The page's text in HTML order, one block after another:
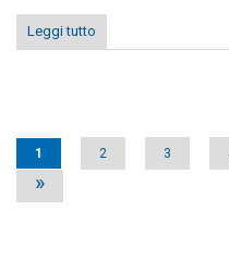
Leggi tutto
Pages
1 2 3
»